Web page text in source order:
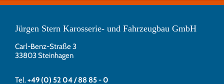
Jürgen Stern Karosserie- und Fahrzeugbau GmbH
Carl-Benz-Straße 3
33803 Steinhagen
Tel.+49 (0) 52 04 / 88 85 - 0